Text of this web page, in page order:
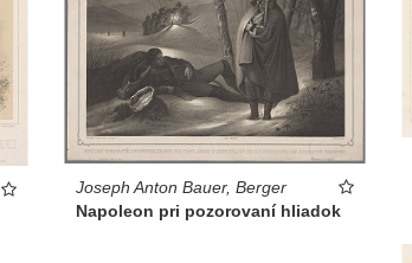
Joseph Anton Bauer, Berger
Napoleon pri pozorovaní hliadok